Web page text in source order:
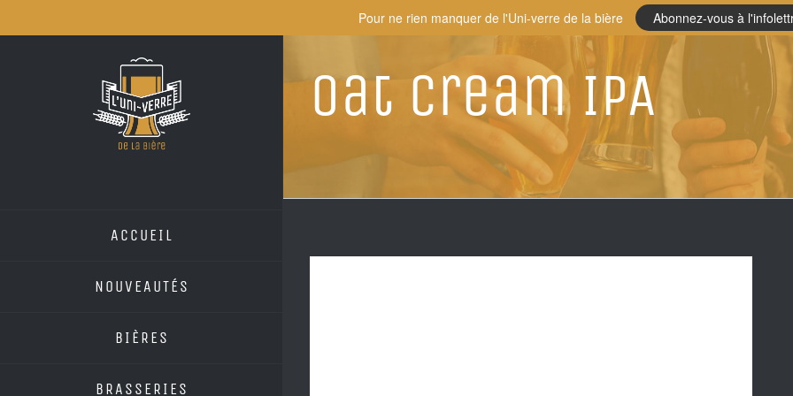
to
ACCUEIL
NOUVEAUTÉS
BIÈRES
BRASSERIES
Oat Cream IPA
Pour ne rien manquer de l'Uni-verre de la bière Abonnez-vous à